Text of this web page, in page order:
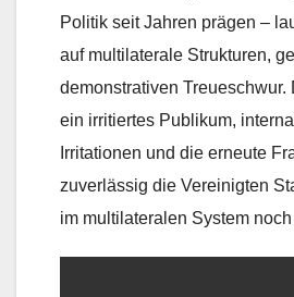
Politik seit Jahren prägen –
auf multilaterale Strukturen,
demonstrativen Treueschwur.
ein irritiertes Publikum,
Irritationen und die erneute
zuverlässig die Vereinigten
im multilateralen System